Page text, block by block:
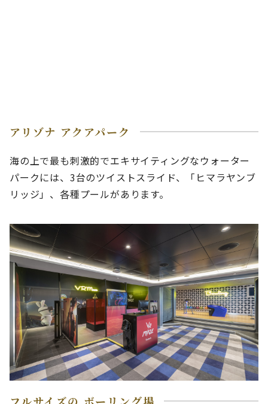
アリゾナ アクアパーク
海の上で最も刺激的でエキサイティングなウォーター
パークには、3台のツイストスライド、「ヒマラヤンブ
リッジ」、各種プールがあります。